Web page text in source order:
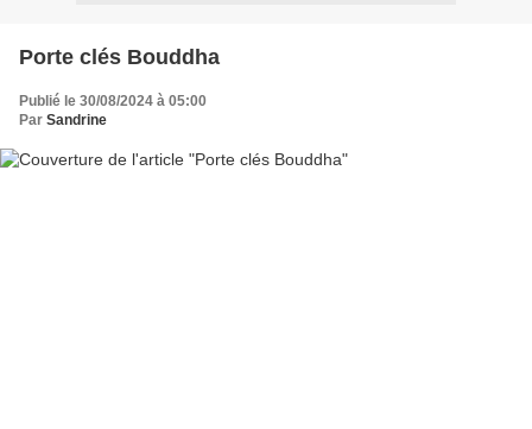
Porte clés Bouddha
Publié le 30/08/2024 à 05:00
Par Sandrine